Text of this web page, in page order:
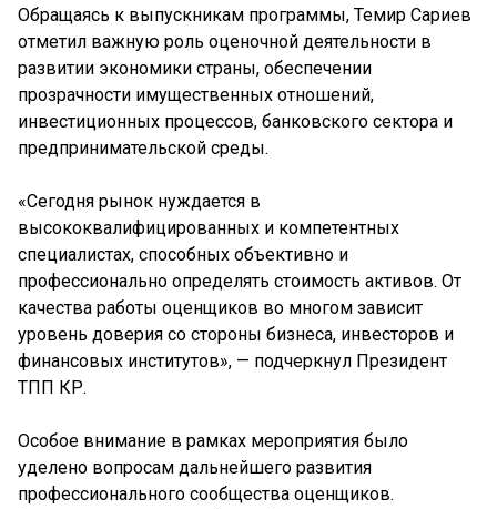
Обращаясь к выпускникам программы, Темир Сариев
отметил важную роль оценочной деятельности в
развитии экономики страны, обеспечении
прозрачности имущественных отношений,
инвестиционных процессов, банковского сектора и
предпринимательской среды.
«Сегодня рынок нуждается в
высококвалифицированных и компетентных
специалистах, способных объективно и
профессионально определять стоимость активов. От
качества работы оценщиков во многом зависит
уровень доверия со стороны бизнеса, инвесторов и
финансовых институтов», — подчеркнул Президент
ТПП КР.
Особое внимание в рамках мероприятия было
уделено вопросам дальнейшего развития
профессионального сообщества оценщиков.